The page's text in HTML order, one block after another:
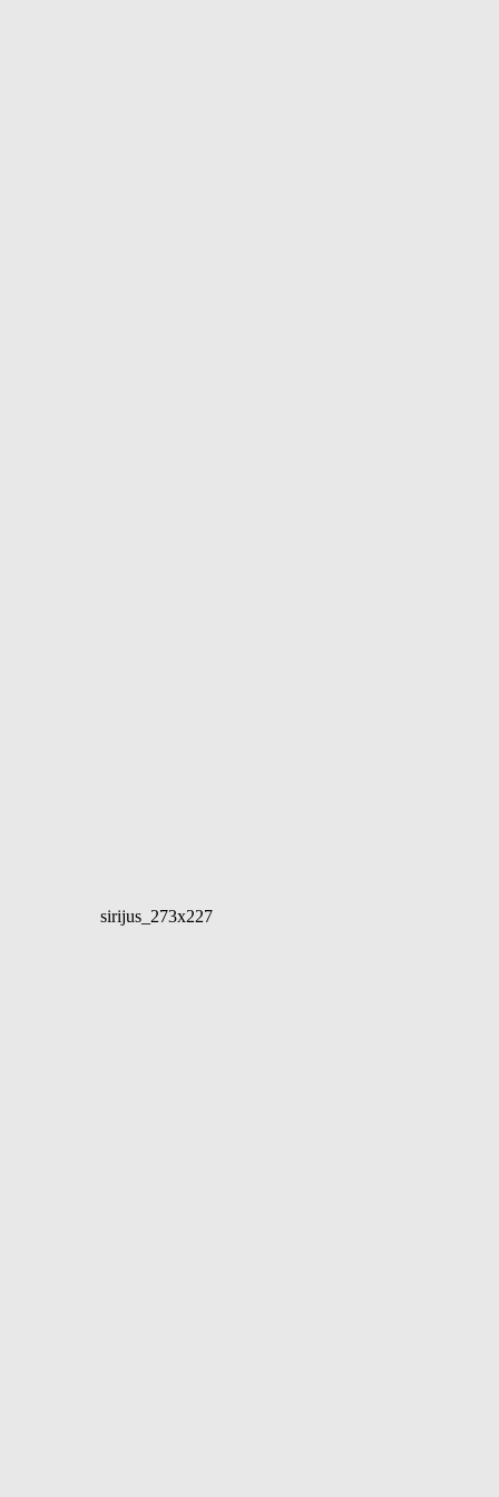
sirijus_273x227